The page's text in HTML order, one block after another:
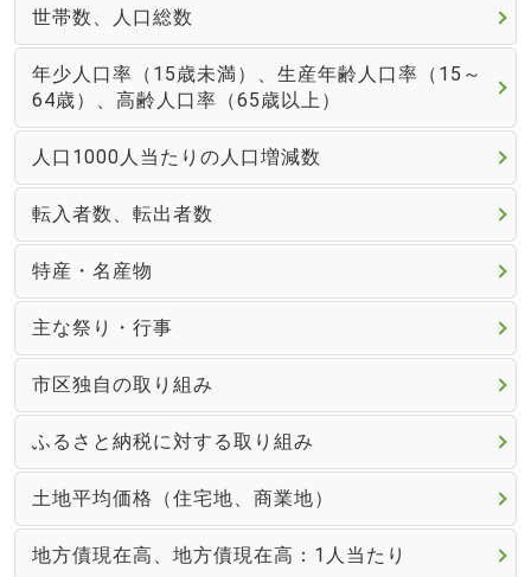
世帯数、人口総数
年少人口率（15歳未満）、生産年齢人口率（15～
64歳）、高齢人口率（65歳以上）
人口1000人当たりの人口増減数
転入者数、転出者数
特産・名産物
主な祭り・行事
市区独自の取り組み
ふるさと納税に対する取り組み
土地平均価格（住宅地、商業地）
地方債現在高、地方債現在高：1人当たり